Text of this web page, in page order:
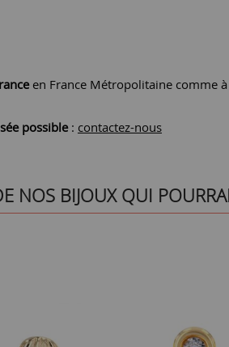
en France Métropolitaine comme
possible : contactez-nous
NOS BIJOUX QUI